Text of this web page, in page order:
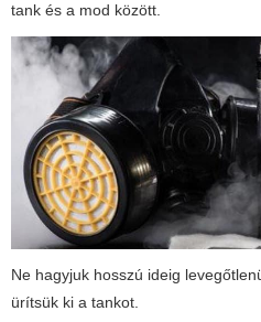
tank és a mod között.
Ne hagyjuk hosszú ideig
ürítsük ki a tankot.